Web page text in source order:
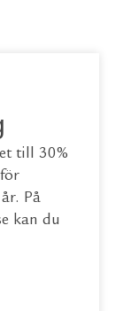
till 30%
På
kan du